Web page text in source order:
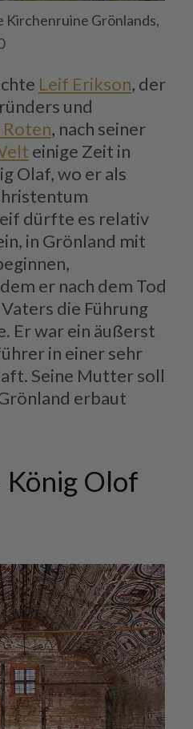
Kirchenruine Grönlands,
Leif Erikson, der
und
Roten, nach seiner
einige Zeit in
Olaf, wo er als
dürfte es relativ
in Grönland mit
er nach dem Tod
die Führung
Er war ein äußerst
in einer sehr
Seine Mutter soll
erbaut
König Olof